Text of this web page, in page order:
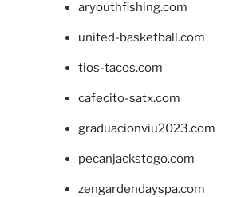
aryouthfishing.com
united-basketball.com
tios-tacos.com
cafecito-satx.com
graduacionviu2023.com
pecanjackstogo.com
zengardendayspa.com